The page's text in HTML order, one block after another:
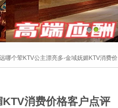
1 2
哪个荤KTV公主漂亮多-金域妩媚KTV消费价
消费价格客户点评